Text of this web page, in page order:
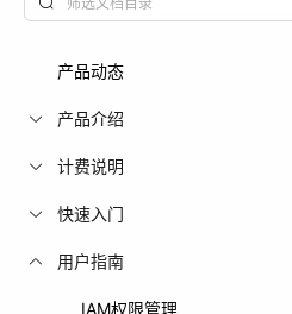
产品动态
产品介绍
计费说明
快速入门
用户指南
IAM权限管理